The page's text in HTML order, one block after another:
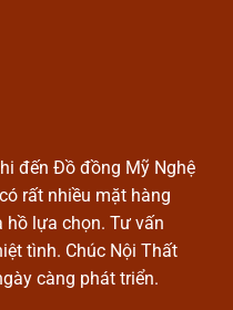
đến Đồ đồng Mỹ Nghệ
rất nhiều mặt hàng
hồ lựa chọn. Tư vấn
tình. Chúc Nội Thất
càng phát triển.